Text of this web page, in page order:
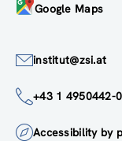
Google Maps
institut@zsi.at
+43 1 4950442-0
Accessibility by